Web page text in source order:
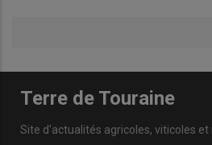
Terre de Touraine
Site d'actualités agricoles, viticoles